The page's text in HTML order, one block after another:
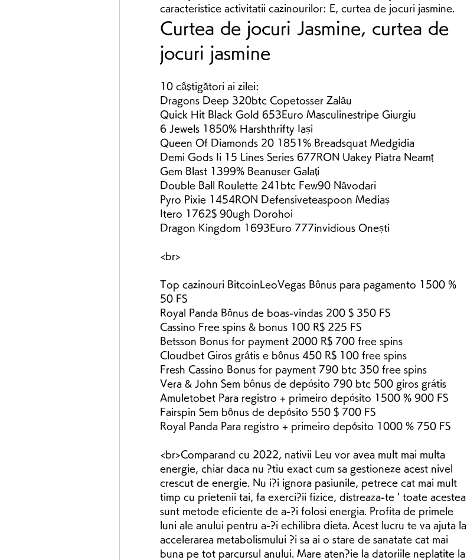
caracteristice activitatii cazinourilor: E, curtea de jocuri jasmine.
Curtea de jocuri Jasmine, curtea de
jocuri jasmine
10 câștigători ai zilei:
Dragons Deep 320btc Copetosser Zalău
Quick Hit Black Gold 653Euro Masculinestripe Giurgiu
6 Jewels 1850% Harshthrifty Iași
Queen Of Diamonds 20 1851% Breadsquat Medgidia
Demi Gods Ii 15 Lines Series 677RON Uakey Piatra Neamț
Gem Blast 1399% Beanuser Galați
Double Ball Roulette 241btc Few90 Năvodari
Pyro Pixie 1454RON Defensiveteaspoon Mediaș
Itero 1762$ 90ugh Dorohoi
Dragon Kingdom 1693Euro 777invidious Onești
<br>
Top cazinouri BitcoinLeoVegas Bônus para pagamento 1500 %
50 FS
Royal Panda Bônus de boas-vindas 200 $ 350 FS
Cassino Free spins & bonus 100 R$ 225 FS
Betsson Bonus for payment 2000 R$ 700 free spins
Cloudbet Giros grátis e bônus 450 R$ 100 free spins
Fresh Cassino Bonus for payment 790 btc 350 free spins
Vera & John Sem bônus de depósito 790 btc 500 giros grátis
Amuletobet Para registro + primeiro depósito 1500 % 900 FS
Fairspin Sem bônus de depósito 550 $ 700 FS
Royal Panda Para registro + primeiro depósito 1000 % 750 FS
<br>Comparand cu 2022, nativii Leu vor avea mult mai multa
energie, chiar daca nu ?tiu exact cum sa gestioneze acest nivel
crescut de energie. Nu i?i ignora pasiunile, petrece cat mai mult
timp cu prietenii tai, fa exerci?ii fizice, distreaza-te ' toate acestea
sunt metode eficiente de a-?i folosi energia. Profita de primele
luni ale anului pentru a-?i echilibra dieta. Acest lucru te va ajuta la
accelerarea metabolismului ?i sa ai o stare de sanatate cat mai
buna pe tot parcursul anului. Mare aten?ie la datoriile neplatite la